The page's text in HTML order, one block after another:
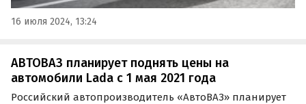
16 июля 2024, 13:24
АВТОВАЗ планирует поднять цены на
автомобили Lada с 1 мая 2021 года
Российский автопроизводитель «АвтоВАЗ» планирует